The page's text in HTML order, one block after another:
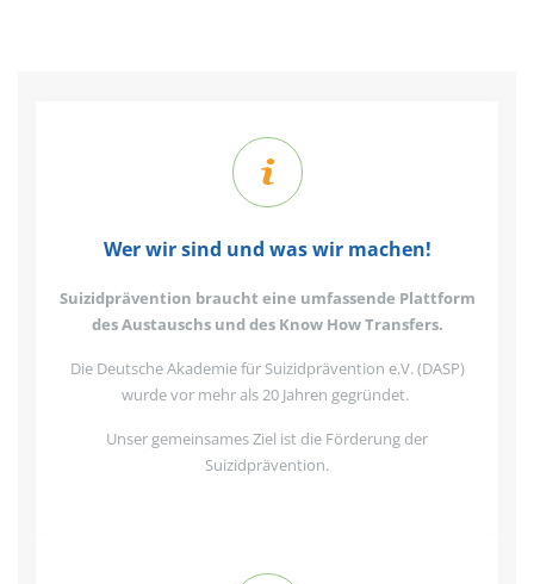
Wer wir sind und was wir machen!
Suizidprävention braucht eine umfassende Plattform
des Austauschs und des Know How Transfers.
Die Deutsche Akademie für Suizidprävention e.V. (DASP)
wurde vor mehr als 20 Jahren gegründet.
Unser gemeinsames Ziel ist die Förderung der
Suizidprävention.